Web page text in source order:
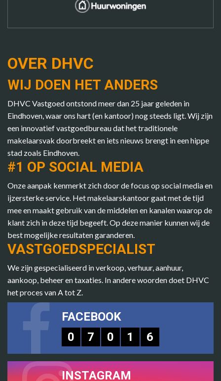
OVER DHVC
WIJ DOEN HET ANDERS
DHVC Vastgoed ontstond meer dan 25 jaar geleden in
Eindhoven, waar ons hart (en kantoor) nog steeds ligt. Wij zijn
een innovatief vastgoedbureau dat het traditionele
makelaarsvak doorbreekt en iets nieuws brengt in een hippe
stad zoals Eindhoven.
#1 OP SOCIAL MEDIA
Onze aanpak kenmerkt zich door de focus op social media en
ijzersterke service. Het makelaarskantoor gaat met de tijd
mee en maakt gebruik van de middelen en kanalen waarop de
klant zich in deze tijd begeeft. Op deze manier kunnen wij de
best mogelijke resultaten garanderen.
VASTGOEDSPECIALIST
We zijn gespecialiseerd in verkoop, verhuur, aanhuur,
aankoop, beheer en taxaties. In andere woorden doet DHVC
het proces van A tot Z.
FACEBOOK
0
7 0 1 6
INSTAGRAM